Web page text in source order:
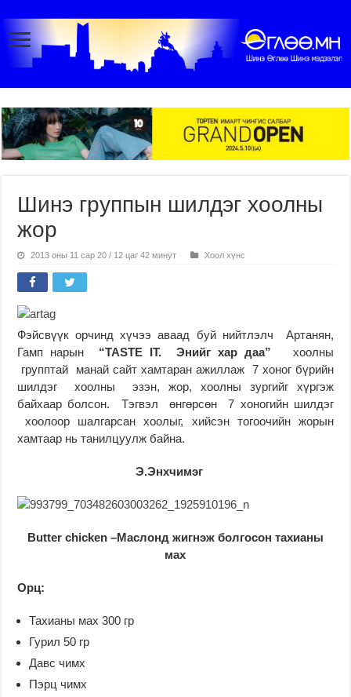
Шинэ группын шилдэг хоолны
жор
2013 оны 11 сар 20 / 12 цаг 42 минут Хоол хүнс
Фэйсвүүк орчинд хүчээ аваад буй нийтлэлч Артанян,
Гамп нарын “TASTE IT. Энийг хар даа” хоолны
групптай манай сайт хамтаран ажиллаж 7 хоног бүрийн
шилдэг хоолны эзэн, жор, хоолны зургийг хүргэж
байхаар болсон. Тэгвэл өнгөрсөн 7 хоногийн шилдэг
хоолоор шалгарсан хоолыг, хийсэн тогоочийн жорын
хамтаар нь танилцуулж байна.
Э.Энхчимэг
Butter chicken –Маслонд жигнэж болгосон тахианы
мах
Орц:
Тахианы мах 300 гр
Гурил 50 гр
Давс чимх
Пэрц чимх